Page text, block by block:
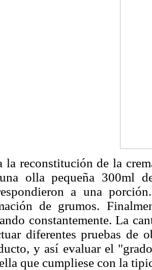
la reconstitución de la
olla pequeña 300ml
a una
de grumos.
constantemente. La
diferentes pruebas de
y así evaluar el
que cumpliese con la